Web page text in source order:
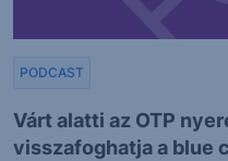
Várt alatti az OTP
visszafoghatja a blue
PODCAST